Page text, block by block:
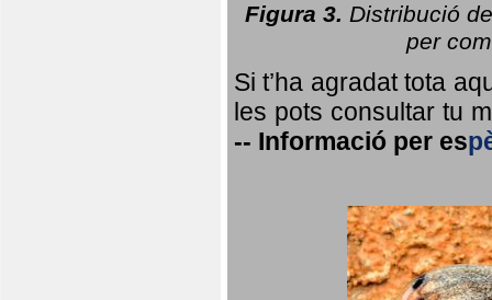
Figura 3. Distribució
per
Si t’ha agradat tota
les pots consultar tu
-- Informació per es